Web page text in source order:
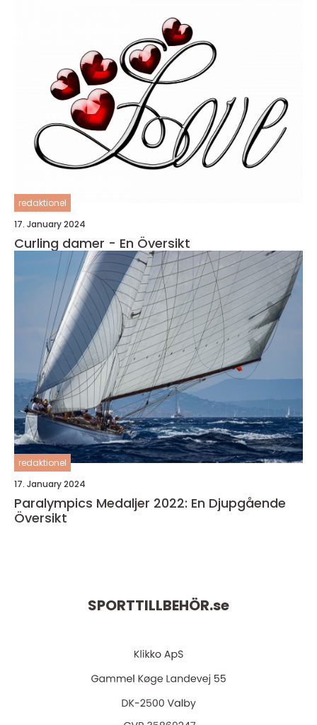
redaktionel
17. January 2024
Curling damer - En Översikt
redaktionel
17. January 2024
Paralympics Medaljer 2022: En Djupgående
Översikt
SPORTTILLBEHÖR.se